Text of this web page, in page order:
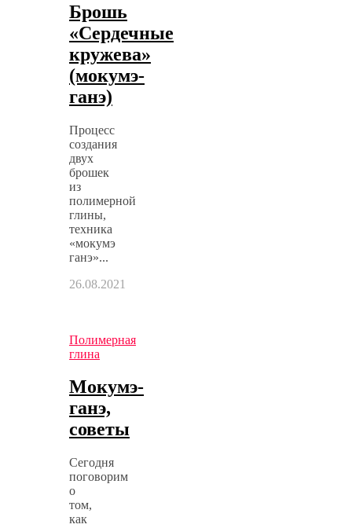
Брошь
«Сердечные
кружева»
(мокумэ-
ганэ)
Процесс
создания
двух
брошек
из
полимерной
глины,
техника
«мокумэ
ганэ»...
26.08.2021
Полимерная
глина
Мокумэ-
ганэ,
советы
Сегодня
поговорим
о
том,
как